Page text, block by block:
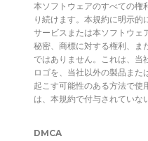
本ソフトウェアのすべての権
り続けます。本規約に明示
サービスまたは本ソフトウェ
秘密、商標に対する権利、ま
ではありません。これは、当
ロゴを、当社以外の製品また
起こす可能性のある方法で使
は、本規約で付与されていな
DMCA